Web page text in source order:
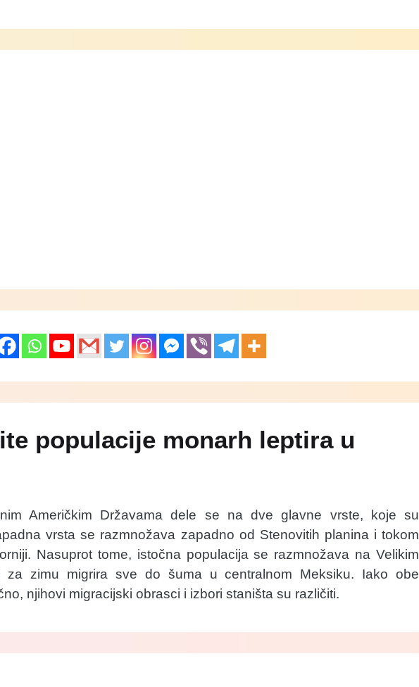
populacije monarh leptira u
Američkim Državama dele se na dve glavne vrste, koje su
vrsta se razmnožava zapadno od Stenovitih planina i tokom
Nasuprot tome, istočna populacija se razmnožava na Velikim
zimu migrira sve do šuma u centralnom Meksiku. Iako obe
njihovi migracijski obrasci i izbori staništa su različiti.